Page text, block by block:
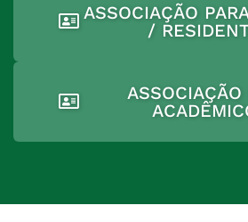
ASSOCIAÇÃO
/
ASSOCIAÇÃO